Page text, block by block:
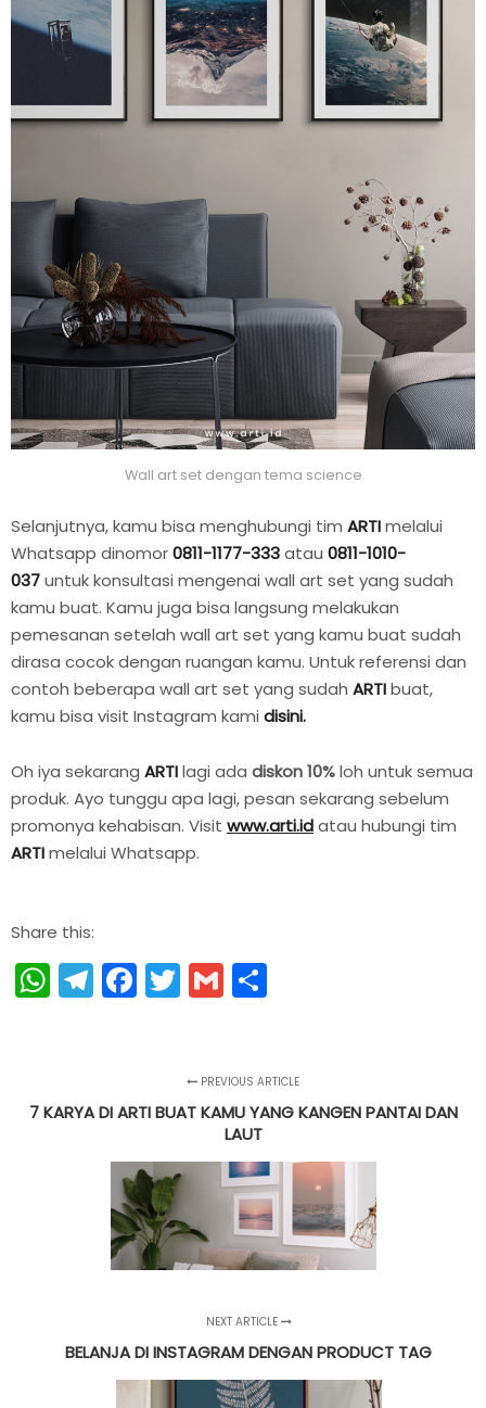
Wall art set dengan tema science
Selanjutnya, kamu bisa menghubungi tim ARTImelalui
Whatsapp dinomor0811-1177-333atau 0811-1010-
037untuk konsultasi mengenai wall art set yang sudah
kamu buat. Kamu juga bisa langsung melakukan
pemesanan setelah wall art set yang kamu buat sudah
dirasa cocok dengan ruangan kamu. Untuk referensi dan
contoh beberapa wall art set yang sudah ARTIbuat,
kamu bisa visit Instagram kami disini.
Oh iya sekarang ARTIlagi ada diskon 10%loh untuk semua
produk. Ayo tunggu apa lagi, pesan sekarang sebelum
promonya kehabisan. Visit www.arti.idatau hubungi tim
ARTImelalui Whatsapp.
Share this:
WhatsApp
Telegram
Facebook
Twitter
Gmail
PREVIOUS ARTICLE
7 KARYA DI ARTI BUAT KAMU YANG KANGEN PANTAI DAN
LAUT
NEXT ARTICLE
BELANJA DI INSTAGRAM DENGAN PRODUCT TAG